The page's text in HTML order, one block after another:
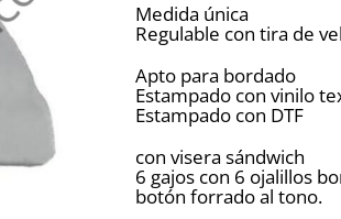
Medida única
Regulable con tira de
Apto para bordado
Estampado con vinilo
Estampado con DTF
con visera sándwich
6 gajos con 6 ojalillos
botón forrado al tono.